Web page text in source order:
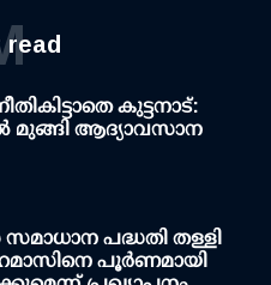
read
കുട്ടനാട്:
മുങ്ങി ആദ്യാവസാന
സമാധാന പദ്ധതി തള്ളി
പൂര്‍ണമായി